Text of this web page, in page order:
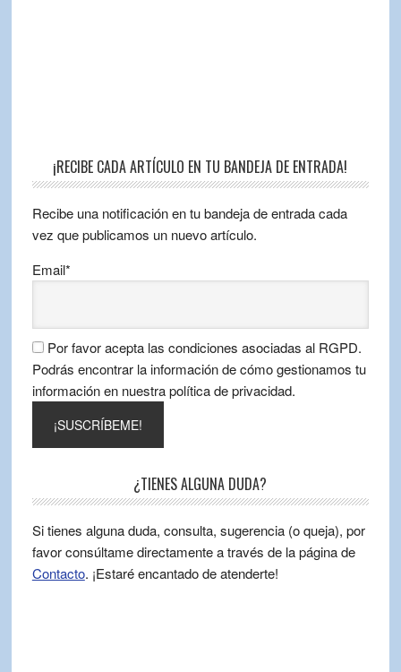
¡RECIBE CADA ARTÍCULO EN TU BANDEJA DE ENTRADA!
Recibe una notificación en tu bandeja de entrada cada
vez que publicamos un nuevo artículo.
Email*
Por favor acepta las condiciones asociadas al RGPD.
Podrás encontrar la información de cómo gestionamos tu
información en nuestra política de privacidad.
¿TIENES ALGUNA DUDA?
Si tienes alguna duda, consulta, sugerencia (o queja), por
favor consúltame directamente a través de la página de
Contacto. ¡Estaré encantado de atenderte!